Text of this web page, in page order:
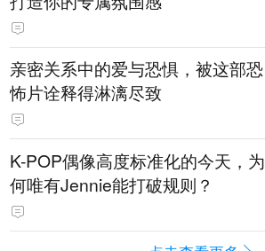
亲密关系中的爱与恐惧，被这部恐
怖片诠释得淋漓尽致
K-POP偶像高度标准化的今天，为
何唯有Jennie能打破规则？